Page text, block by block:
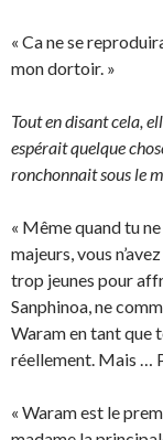
« Ca ne se
mon dortoir. »
Tout en disant cela,
espérait quelque
ronchonnait sous le
« Même quand tu
majeurs, vous
trop jeunes pour
Sanphinoa, ne
Waram en tant que
réellement. Mais …
« Waram est le